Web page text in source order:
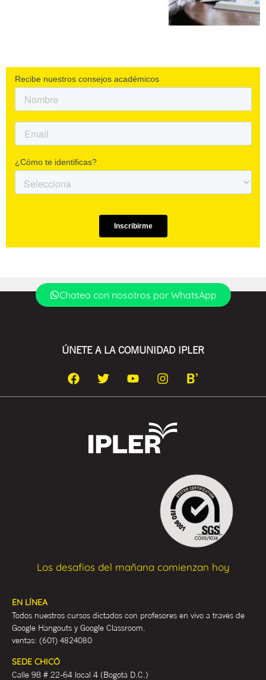
Chatea con nosotros por WhatsApp
ÚNETE A LA COMUNIDAD IPLER
Los desafios del mañana comienzan hoy
EN LÍNEA
Todos nuestros cursos dictados con profesores en vivo a través de
Google Hangouts y Google Classroom.
ventas: (601) 4824080
SEDE CHICÓ
Calle 98 # 22-64 local 4 (Bogotá D.C.)